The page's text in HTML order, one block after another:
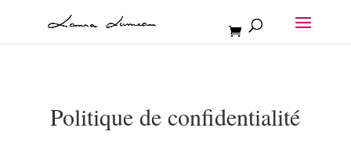
Politique de confidentialité